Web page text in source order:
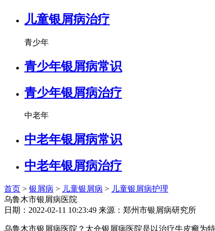
儿童银屑病治疗
青少年
青少年银屑病常识
青少年银屑病治疗
中老年
中老年银屑病常识
中老年银屑病治疗
首页 > 银屑病 > 儿童银屑病 > 儿童银屑病护理
乌鲁木市银屑病医院
日期：2022-02-11 10:23:49 来源：郑州市银屑病研究所
乌鲁木市银屑病医院？太仓银屑病医院是以治疗牛皮癣为